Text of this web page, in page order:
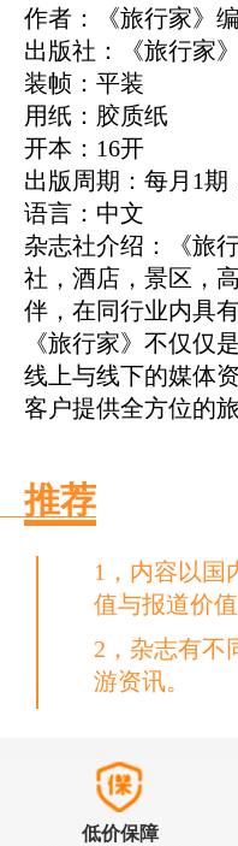
作者：《旅行家》
出版社：《旅行家
装帧：平装
用纸：胶质纸
开本：16开
出版周期：每月1期
语言：中文
杂志社介绍：《旅
社，酒店，景区，
伴，在同行业内具
《旅行家》不仅仅
线上与线下的媒体
客户提供全方位的
推荐
1，内容以国
值与报道价值
2，杂志有不
游资讯。
低价保障